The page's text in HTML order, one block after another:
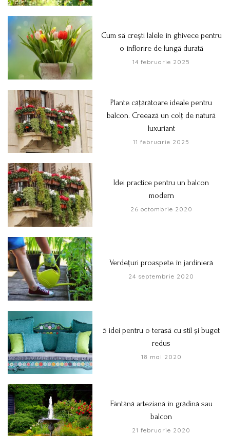
Cum să crești lalele în ghivece pentru
o înflorire de lungă durată
14 februarie 2025
Plante cățărătoare ideale pentru
balcon. Creează un colț de natură
luxuriant
11 februarie 2025
Idei practice pentru un balcon
modern
26 octombrie 2020
Verdețuri proaspete în jardinieră
24 septembrie 2020
5 idei pentru o terasă cu stil și buget
redus
18 mai 2020
Fântână arteziană în grădină sau
balcon
21 februarie 2020